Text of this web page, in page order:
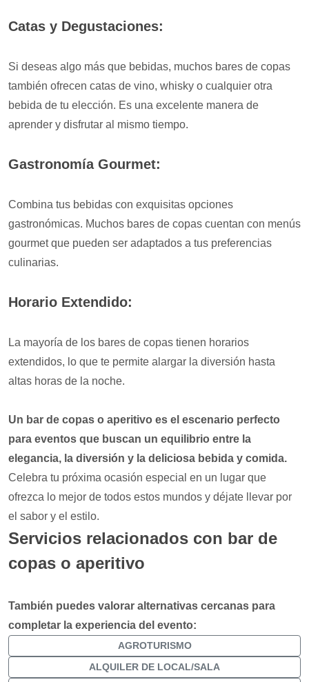
Catas y Degustaciones:
Si deseas algo más que bebidas, muchos bares de copas
también ofrecen catas de vino, whisky o cualquier otra
bebida de tu elección. Es una excelente manera de
aprender y disfrutar al mismo tiempo.
Gastronomía Gourmet:
Combina tus bebidas con exquisitas opciones
gastronómicas. Muchos bares de copas cuentan con menús
gourmet que pueden ser adaptados a tus preferencias
culinarias.
Horario Extendido:
La mayoría de los bares de copas tienen horarios
extendidos, lo que te permite alargar la diversión hasta
altas horas de la noche.
Un bar de copas o aperitivo es el escenario perfecto
para eventos que buscan un equilibrio entre la
elegancia, la diversión y la deliciosa bebida y comida.
Celebra tu próxima ocasión especial en un lugar que
ofrezca lo mejor de todos estos mundos y déjate llevar por
el sabor y el estilo.
Servicios relacionados con bar de
copas o aperitivo
También puedes valorar alternativas cercanas para
completar la experiencia del evento:
AGROTURISMO
ALQUILER DE LOCAL/SALA